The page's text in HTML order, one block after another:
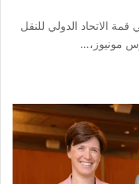
مشاركته في قمة الاتحاد الدولي للنقل